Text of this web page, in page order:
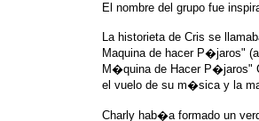
El nombre del grupo fue
La historieta de Cris se
Maquina de hacer P�jaros"
M�quina de Hacer P�jaros"
el vuelo de su m�sica y la
Charly hab�a formado un